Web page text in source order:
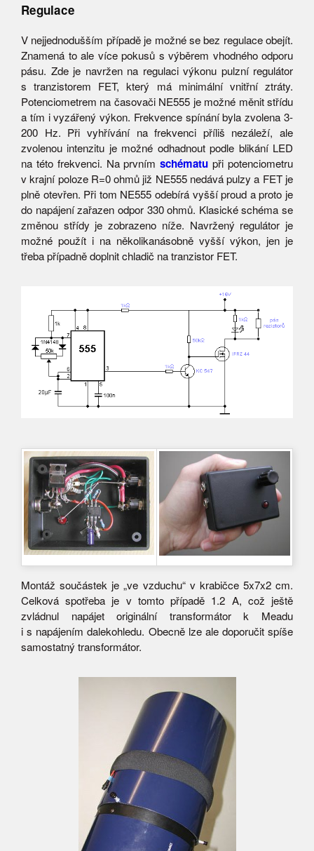
Regulace
V nejjednodušším případě je možné se bez regulace obejít.
Znamená to ale více pokusů s výběrem vhodného odporu
pásu. Zde je navržen na regulaci výkonu pulzní regulátor
s tranzistorem FET, který má minimální vnitřní ztráty.
Potenciometrem na časovači NE555 je možné měnit střídu
a tím i vyzářený výkon. Frekvence spínání byla zvolena 3-
200 Hz. Při vyhřívání na frekvenci příliš nezáleží, ale
zvolenou intenzitu je možné odhadnout podle blikání LED
na této frekvenci. Na prvnímschématu při potenciometru
v krajní poloze R=0 ohmů již NE555 nedává pulzy a FET je
plně otevřen. Při tom NE555 odebírá vyšší proud a proto je
do napájení zařazen odpor 330 ohmů. Klasické schéma se
změnou střídy je zobrazeno níže. Navržený regulátor je
možné použít i na několikanásobně vyšší výkon, jen je
třeba případně doplnit chladič na tranzistor FET.
Montáž součástek je „ve vzduchu“ v krabičce 5x7x2 cm.
Celková spotřeba je v tomto případě 1.2 A, což ještě
zvládnul napájet originální transformátor k Meadu
i s napájením dalekohledu. Obecně lze ale doporučit spíše
samostatný transformátor.